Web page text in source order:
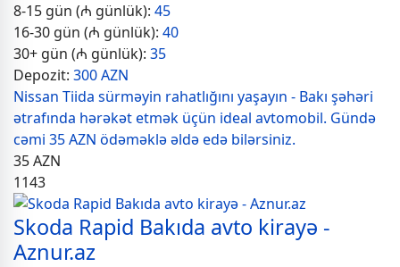
8-15 gün (₼ günlük): 45
16-30 gün (₼ günlük): 40
30+ gün (₼ günlük): 35
Depozit: 300 AZN
Nissan Tiida sürməyin rahatlığını yaşayın - Bakı şəhəri
ətrafında hərəkət etmək üçün ideal avtomobil. Gündə
cəmi 35 AZN ödəməklə əldə edə bilərsiniz.
35AZN
1143
Skoda Rapid Bakıda avto kirayə -
Aznur.az